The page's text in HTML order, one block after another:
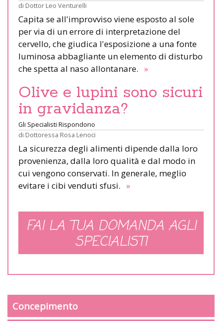
di Dottor Leo Venturelli
Capita se all'improvviso viene esposto al sole
per via di un errore di interpretazione del
cervello, che giudica l'esposizione a una fonte
luminosa abbagliante un elemento di disturbo
che spetta al naso allontanare. »
Olive e lupini sono sicuri
in gravidanza?
Gli Specialisti Rispondono
di Dottoressa Rosa Lenoci
La sicurezza degli alimenti dipende dalla loro
provenienza, dalla loro qualità e dal modo in
cui vengono conservati. In generale, meglio
evitare i cibi venduti sfusi. »
FAI LA TUA DOMANDA AGLI
SPECIALISTI
Concepimento